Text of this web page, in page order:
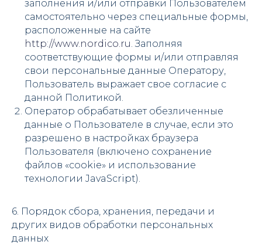
заполнения и/или отправки Пользователем
самостоятельно через специальные формы,
расположенные на сайте
http://www.nordico.ru. Заполняя
соответствующие формы и/или отправляя
свои персональные данные Оператору,
Пользователь выражает свое согласие с
данной Политикой.
Оператор обрабатывает обезличенные
данные о Пользователе в случае, если это
разрешено в настройках браузера
Пользователя (включено сохранение
файлов «cookie» и использование
технологии JavaScript).
6. Порядок сбора, хранения, передачи и
других видов обработки персональных
данных